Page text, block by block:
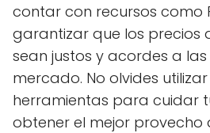
contar con recursos como
garantizar que los precios
sean justos y acordes a
mercado. No olvides
herramientas para cuidar
obtener el mejor